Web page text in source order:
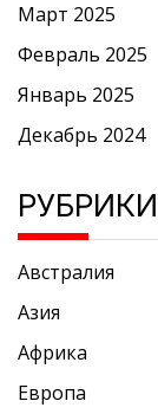
Март 2025
Февраль 2025
Январь 2025
Декабрь 2024
РУБРИКИ
Австралия
Азия
Африка
Европа